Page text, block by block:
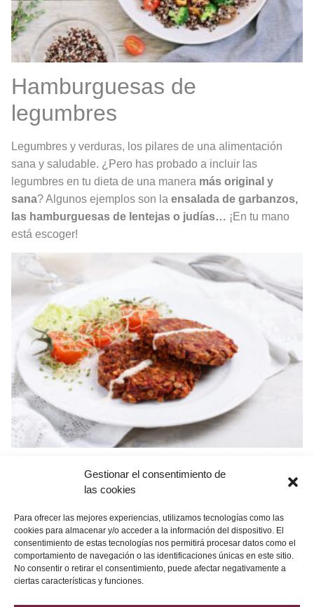
Gestionar el consentimiento de
las cookies
Para ofrecer las mejores experiencias, utilizamos tecnologías como las
cookies para almacenar y/o acceder a la información del dispositivo. El
consentimiento de estas tecnologías nos permitirá procesar datos como el
comportamiento de navegación o las identificaciones únicas en este sitio.
No consentir o retirar el consentimiento, puede afectar negativamente a
ciertas características y funciones.
Hamburguesas de
legumbres
Legumbres y verduras, los pilares de una alimentación
sana y saludable. ¿Pero has probado a incluir las
legumbres en tu dieta de una manera más original y
sana? Algunos ejemplos son la ensalada de garbanzos,
las hamburguesas de lentejas o judías… ¡En tu mano
está escoger!
¿Eres esteticista?Dale a
contenido de La Cápsula del
Tiempo BDR